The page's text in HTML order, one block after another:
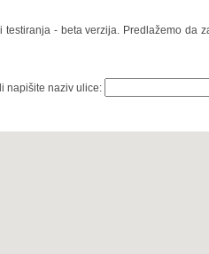
- beta verzija. Predlažemo da
napišite naziv ulice: